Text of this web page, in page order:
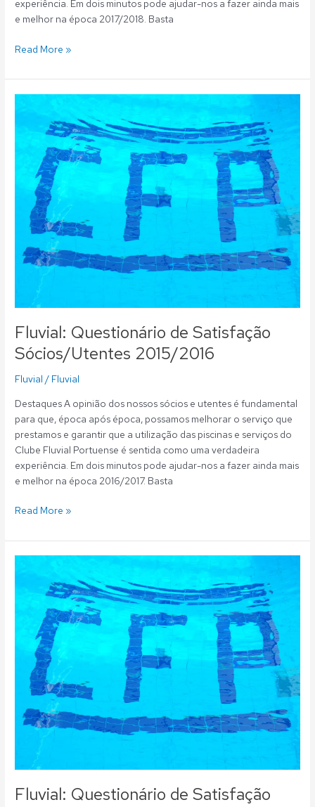
experiência. Em dois minutos pode ajudar-nos a fazer ainda mais
e melhor na época 2017/2018. Basta
Read More »
Fluvial: Questionário de Satisfação
Sócios/Utentes 2015/2016
Fluvial / Fluvial
Destaques A opinião dos nossos sócios e utentes é fundamental
para que, época após época, possamos melhorar o serviço que
prestamos e garantir que a utilização das piscinas e serviços do
Clube Fluvial Portuense é sentida como uma verdadeira
experiência. Em dois minutos pode ajudar-nos a fazer ainda mais
e melhor na época 2016/2017. Basta
Questionário
Satisfação
Sócios/Utentes
2015/2016
Read More »
Fluvial: Questionário de Satisfação
Questionário
Satisfação
Sócios/Utentes
2014